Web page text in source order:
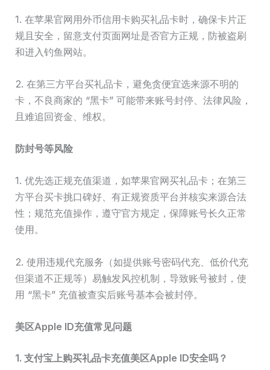
1. 在苹果官网用外币信用卡购买礼品卡时，确保卡片正
规且安全，留意支付页面网址是否官方正规，防被盗刷
和进入钓鱼网站。
2. 在第三方平台买礼品卡，避免贪便宜选来源不明的
卡，不良商家的 “黑卡” 可能带来账号封停、法律风险，
且难追回资金、维权。
防封号等风险
1. 优先选正规充值渠道，如苹果官网买礼品卡；在第三
方平台买卡挑口碑好、有正规资质平台并核实来源合法
性；规范充值操作，遵守官方规定，保障账号长久正常
使用。
2. 使用违规代充服务（如提供账号密码代充、低价代充
但渠道不正规等）易触发风控机制，导致账号被封，使
用 “黑卡” 充值被查实后账号基本会被封停。
美区Apple ID充值常见问题
1. 支付宝上购买礼品卡充值美区Apple ID安全吗？